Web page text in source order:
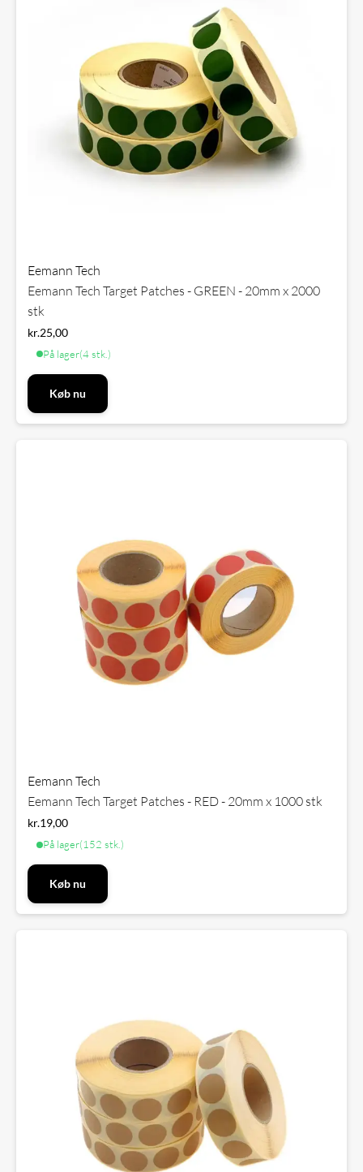
Eemann Tech
Eemann Tech Target Patches - GREEN - 20mm x 2000
stk
kr.25,00
På lager(4 stk.)
Køb nu
Eemann Tech
Eemann Tech Target Patches - RED - 20mm x 1000 stk
kr.19,00
På lager(152 stk.)
Køb nu